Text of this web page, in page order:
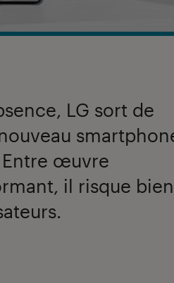
LG sort de
Entre œuvre
il risque bien